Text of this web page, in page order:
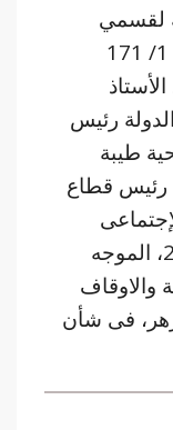
لقسمي
الفتوى والتشريع ملف رقم 58/ 1/ 171
السيد الأستاذ
رئيس
طيبة
رئيس قطاع
رقم [544] المؤرخ 26/ 3/ 2006، الموجه
والاوقاف
فى شأن